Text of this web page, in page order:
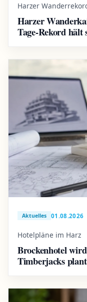
Harzer
Harzer
Tage-Rekord hält
Aktuelles 01.08.2026
Hotelpläne im Harz
Brockenhotel
Timberjacks